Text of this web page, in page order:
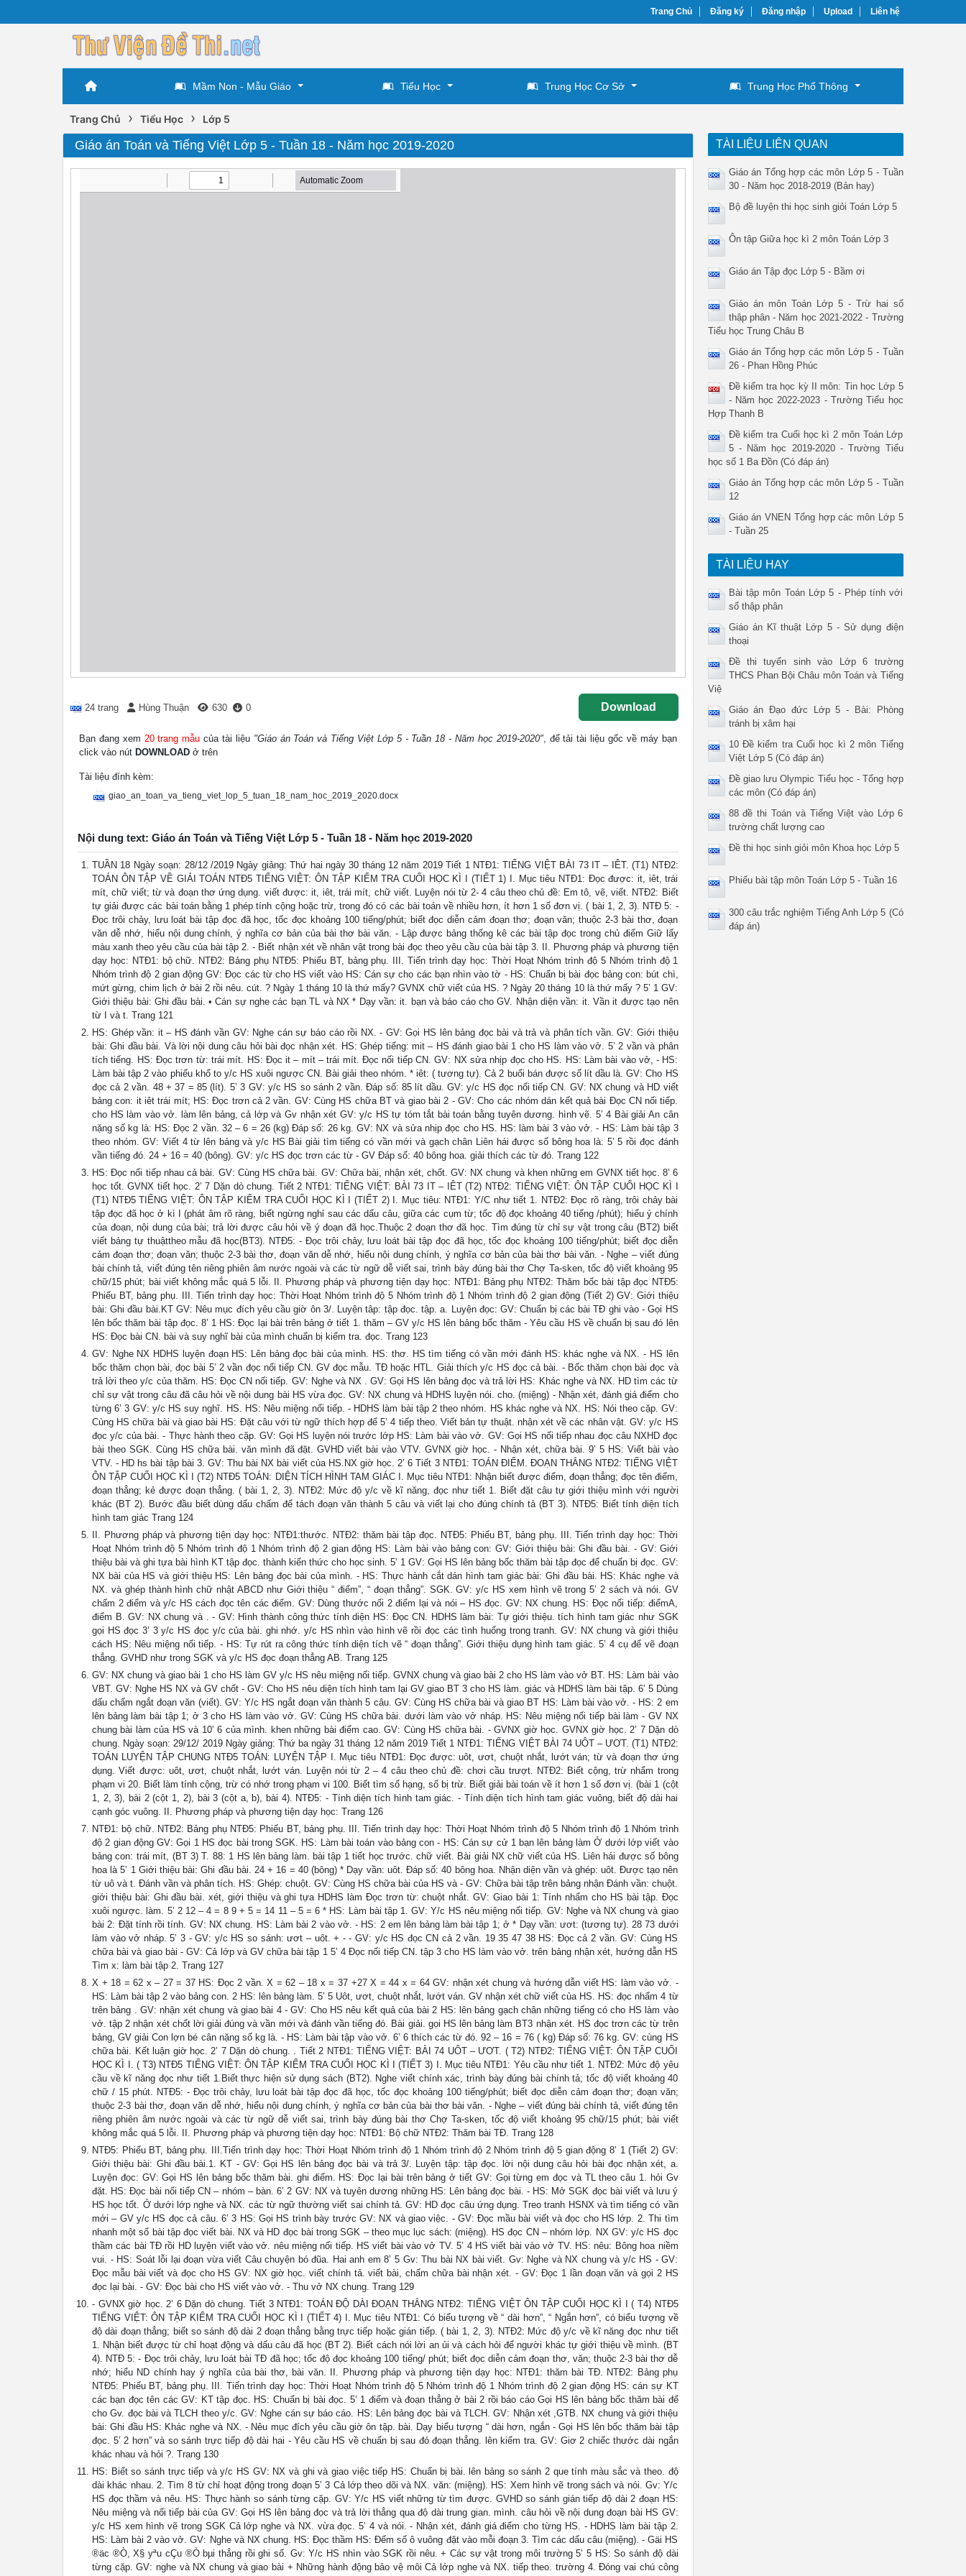
Trang Chủ Đăng ký Đăng nhập Upload Liên hệ
Mầm Non - Mẫu Giáo Tiểu Học Trung Học Cơ Sở Trung Học Phổ Thông
Trang Chủ › Tiểu Học › Lớp 5
Giáo án Toán và Tiếng Việt Lớp 5 - Tuần 18 - Năm học 2019-2020
24 trang Hùng Thuận 630 0 Download
Bạn đang xem 20 trang mẫu của tài liệu "Giáo án Toán và Tiếng Việt Lớp 5 - Tuần 18 - Năm học 2019-2020", để tải tài liệu gốc về máy bạn
click vào nút DOWNLOAD ở trên
Tài liệu đính kèm:
giao_an_toan_va_tieng_viet_lop_5_tuan_18_nam_hoc_2019_2020.docx
Nội dung text: Giáo án Toán và Tiếng Việt Lớp 5 - Tuần 18 - Năm học 2019-2020
TUẦN 18 Ngày soạn: 28/12 /2019 Ngày giảng: Thứ hai ngày 30 tháng 12 năm 2019 Tiết 1 NTĐ1: TIẾNG VIỆT BÀI 73 IT – IÊT. (T1) NTĐ2:
TOÁN ÔN TẬP VỀ GIẢI TOÁN NTĐ5 TIẾNG VIỆT: ÔN TẬP KIỂM TRA CUỐI HỌC KÌ I (TIẾT 1) I. Mục tiêu NTĐ1: Đọc được: it, iêt, trái
mít, chữ viết; từ và đoạn thơ ứng dụng. viết được: it, iêt, trái mít, chữ viết. Luyện nói từ 2- 4 câu theo chủ đề: Em tô, vẽ, viết. NTĐ2: Biết
tự giải được các bài toán bằng 1 phép tính cộng hoặc trừ, trong đó có các bài toán về nhiều hơn, ít hơn 1 số đơn vị. ( bài 1, 2, 3). NTĐ 5: -
Đọc trôi chảy, lưu loát bài tập đọc đã học, tốc đọc khoảng 100 tiếng/phút; biết đọc diễn cảm đoạn thơ; đoạn văn; thuộc 2-3 bài thơ, đoạn
văn dễ nhớ, hiểu nội dung chính, ý nghĩa cơ bản của bài thơ bài văn. - Lập được bảng thống kê các bài tập đọc trong chủ điểm Giữ lấy
màu xanh theo yêu cầu của bài tập 2. - Biết nhận xét về nhân vật trong bài đọc theo yêu cầu của bài tập 3. II. Phương pháp và phương tiện
dạy học: NTĐ1: bộ chữ. NTĐ2: Bảng phụ NTĐ5: Phiếu BT, bảng phụ. III. Tiến trình dạy học: Thời Hoạt Nhóm trình độ 5 Nhóm trình độ 1
Nhóm trình độ 2 gian động GV: Đọc các từ cho HS viết vào HS: Cán sự cho các bạn nhìn vào tờ - HS: Chuẩn bị bài đọc bảng con: bút chì,
mứt gừng, chim lịch ở bài 2 rồi nêu. cút. ? Ngày 1 tháng 10 là thứ mấy? GVNX chữ viết của HS. ? Ngày 20 tháng 10 là thứ mấy ? 5’ 1 GV:
Giới thiệu bài: Ghi đầu bài. • Cán sự nghe các bạn TL và NX * Dạy vần: it. bạn và báo cáo cho GV. Nhận diện vần: it. Vần it được tạo nên
từ I và t. Trang 121
HS: Ghép vần: it – HS đánh vần GV: Nghe cán sự báo cáo rồi NX. - GV: Gọi HS lên bảng đọc bài và trả và phân tích vần. GV: Giới thiệu
bài: Ghi đầu bài. Và lời nội dung câu hỏi bài đọc nhận xét. HS: Ghép tiếng: mit – HS đánh giao bài 1 cho HS làm vào vở. 5’ 2 vần và phân
tích tiếng. HS: Đọc trơn từ: trái mít. HS: Đọc it – mít – trái mít. Đọc nối tiếp CN. GV: NX sửa nhịp đọc cho HS. HS: Làm bài vào vở, - HS:
Làm bài tập 2 vào phiếu khổ to y/c HS xuôi ngược CN. Bài giải theo nhóm. * iêt: ( tương tự). Cả 2 buổi bán được số lít dầu là. GV: Cho HS
đọc cả 2 vần. 48 + 37 = 85 (lít). 5’ 3 GV: y/c HS so sánh 2 vần. Đáp số: 85 lít dầu. GV: y/c HS đọc nối tiếp CN. GV: NX chung và HD viết
bảng con: it iêt trái mít; HS: Đọc trơn cả 2 vần. GV: Cùng HS chữa BT và giao bài 2 - GV: Cho các nhóm dán kết quả bài Đọc CN nối tiếp.
cho HS làm vào vở. làm lên bảng, cả lớp và Gv nhận xét GV: y/c HS tự tóm tắt bài toán bằng tuyên dương. hình vẽ. 5’ 4 Bài giải An cân
nặng số kg là: HS: Đọc 2 vần. 32 – 6 = 26 (kg) Đáp số: 26 kg. GV: NX và sửa nhịp đọc cho HS. HS: làm bài 3 vào vở. - HS: Làm bài tập 3
theo nhóm. GV: Viết 4 từ lên bảng và y/c HS Bài giải tìm tiếng có vần mới và gạch chân Liên hái được số bông hoa là: 5’ 5 rồi đọc đánh
vần tiếng đó. 24 + 16 = 40 (bông). GV: y/c HS đọc trơn các từ - GV Đáp số: 40 bông hoa. giải thích các từ đó. Trang 122
HS: Đọc nối tiếp nhau cả bài. GV: Cùng HS chữa bài. GV: Chữa bài, nhận xét, chốt. GV: NX chung và khen những em GVNX tiết học. 8’ 6
học tốt. GVNX tiết học. 2’ 7 Dặn dò chung. Tiết 2 NTĐ1: TIẾNG VIỆT: BÀI 73 IT – IÊT (T2) NTĐ2: TIẾNG VIỆT: ÔN TẬP CUỐI HỌC KÌ I
(T1) NTĐ5 TIẾNG VIỆT: ÔN TẬP KIỂM TRA CUỐI HỌC KÌ I (TIẾT 2) I. Mục tiêu: NTĐ1: Y/C như tiết 1. NTĐ2: Đọc rõ ràng, trôi chảy bài
tập đọc đã học ở kì I (phát âm rõ ràng, biết ngừng nghỉ sau các dấu câu, giữa các cụm từ; tốc độ đọc khoảng 40 tiếng /phút); hiểu ý chính
của đoạn, nội dung của bài; trả lời được câu hỏi về ý đoạn đã học.Thuộc 2 đoạn thơ đã học. Tìm đúng từ chỉ sự vật trong câu (BT2) biết
viết bảng tự thuậttheo mẫu đã học(BT3). NTĐ5: - Đọc trôi chảy, lưu loát bài tập đọc đã học, tốc đọc khoảng 100 tiếng/phút; biết đọc diễn
cảm đoạn thơ; đoạn văn; thuộc 2-3 bài thơ, đoạn văn dễ nhớ, hiểu nội dung chính, ý nghĩa cơ bản của bài thơ bài văn. - Nghe – viết đúng
bài chính tả, viết đúng tên riêng phiên âm nước ngoài và các từ ngữ dễ viết sai, trình bày đúng bài thơ Chợ Ta-sken, tốc độ viết khoảng 95
chữ/15 phút; bài viết không mắc quá 5 lỗi. II. Phương pháp và phương tiện dạy học: NTĐ1: Bảng phụ NTĐ2: Thăm bốc bài tập đọc NTĐ5:
Phiếu BT, bảng phụ. III. Tiến trình dạy học: Thời Hoạt Nhóm trình độ 5 Nhóm trình độ 1 Nhóm trình độ 2 gian động (Tiết 2) GV: Giới thiệu
bài: Ghi đầu bài.KT GV: Nêu mục đích yêu cầu giờ ôn 3/. Luyện tâp: tập đọc. tập. a. Luyện đọc: GV: Chuẩn bị các bài TĐ ghi vào - Gọi HS
lên bốc thăm bài tập đọc. 8’ 1 HS: Đọc lại bài trên bảng ở tiết 1. thăm – GV y/c HS lên bảng bốc thăm - Yêu cầu HS về chuẩn bị sau đó lên
HS: Đọc bài CN. bài và suy nghĩ bài của mình chuẩn bị kiểm tra. đọc. Trang 123
GV: Nghe NX HDHS luyện đoạn HS: Lên bảng đọc bài của mình. HS: thơ. HS tìm tiếng có vần mới đánh HS: khác nghe và NX. - HS lên
bốc thăm chọn bài, đọc bài 5’ 2 vần đọc nối tiếp CN. GV đọc mẫu. TĐ hoặc HTL. Giải thích y/c HS đọc cả bài. - Bốc thăm chọn bài đọc và
trả lời theo y/c của thăm. HS: Đọc CN nối tiếp. GV: Nghe và NX . GV: Gọi HS lên bảng đọc và trả lời HS: Khác nghe và NX. HD tìm các từ
chỉ sự vật trong câu đã câu hỏi về nội dung bài HS vừa đọc. GV: NX chung và HDHS luyện nói. cho. (miệng) - Nhận xét, đánh giá điểm cho
từng 6’ 3 GV: y/c HS suy nghĩ. HS. HS: Nêu miệng nối tiếp. - HDHS làm bài tập 2 theo nhóm. HS khác nghe và NX. HS: Nói theo cặp. GV:
Cùng HS chữa bài và giao bài HS: Đặt câu với từ ngữ thích hợp để 5’ 4 tiếp theo. Viết bản tự thuật. nhận xét về các nhân vật. GV: y/c HS
đọc y/c của bài. - Thực hành theo cặp. GV: Gọi HS luyện nói trước lớp HS: Làm bài vào vở. GV: Gọi HS nối tiếp nhau đọc câu NXHD đọc
bài theo SGK. Cùng HS chữa bài. văn mình đã đặt. GVHD viết bài vào VTV. GVNX giờ học. - Nhận xét, chữa bài. 9’ 5 HS: Viết bài vào
VTV. - HD hs bài tập bài 3. GV: Thu bài NX bài viết của HS.NX giờ học. 2’ 6 Tiết 3 NTĐ1: TOÁN ĐIỂM. ĐOẠN THẲNG NTĐ2: TIẾNG VIỆT
ÔN TẬP CUỐI HỌC KÌ I (T2) NTĐ5 TOÁN: DIỆN TÍCH HÌNH TAM GIÁC I. Mục tiêu NTĐ1: Nhận biết được điểm, đoạn thẳng; đọc tên điểm,
đoạn thẳng; kẻ được đoạn thẳng. ( bài 1, 2, 3). NTĐ2: Mức độ y/c về kĩ năng, đọc như tiết 1. Biết đặt câu tự giới thiệu mình với người
khác (BT 2). Bước đầu biết dùng dấu chấm để tách đoạn văn thành 5 câu và viết lại cho đúng chính tả (BT 3). NTĐ5: Biết tính diện tích
hình tam giác Trang 124
II. Phương pháp và phương tiện dạy học: NTĐ1:thước. NTĐ2: thăm bài tập đọc. NTĐ5: Phiếu BT, bảng phụ. III. Tiến trình dạy học: Thời
Hoạt Nhóm trình độ 5 Nhóm trình độ 1 Nhóm trình độ 2 gian động HS: Làm bài vào bảng con: GV: Giới thiệu bài: Ghi đầu bài. - GV: Giới
thiệu bài và ghi tựa bài hình KT tập đọc. thành kiến thức cho học sinh. 5’ 1 GV: Gọi HS lên bảng bốc thăm bài tập đọc để chuẩn bị đọc. GV:
NX bài của HS và giới thiệu HS: Lên bảng đọc bài của mình. - HS: Thực hành cắt dán hình tam giác bài: Ghi đầu bài. HS: Khác nghe và
NX. và ghép thành hình chữ nhật ABCD như Giới thiệu “ điểm”, “ đoạn thẳng”. SGK. GV: y/c HS xem hình vẽ trong 5’ 2 sách và nói. GV
chấm 2 điểm và y/c HS cách đọc tên các điểm. GV: Dùng thước nối 2 điểm lại và nói – HS đọc. GV: NX chung. HS: Đọc nối tiếp: điểmA,
điểm B. GV: NX chung và . - GV: Hình thành công thức tính diện HS: Đọc CN. HDHS làm bài: Tự giới thiệu. tích hình tam giác như SGK
gọi HS đọc 3’ 3 y/c HS đọc y/c của bài. ghi nhớ. y/c HS nhìn vào hình vẽ rồi đọc các tình huống trong tranh. GV: NX chung và giới thiệu
cách HS: Nêu miệng nối tiếp. - HS: Tự rút ra công thức tính diện tích vẽ “ đoạn thẳng”. Giới thiệu dụng hình tam giác. 5’ 4 cụ để vẽ đoạn
thẳng. GVHD như trong SGK và y/c HS đọc đoạn thẳng AB. Trang 125
GV: NX chung và giao bài 1 cho HS làm GV y/c HS nêu miệng nối tiếp. GVNX chung và giao bài 2 cho HS làm vào vở BT. HS: Làm bài vào
VBT. GV: Nghe HS NX và GV chốt - GV: Cho HS nêu diện tích hình tam lại GV giao BT 3 cho HS làm. giác và HDHS làm bài tập. 6’ 5 Dùng
dấu chấm ngắt đoạn văn (viết). GV: Y/c HS ngắt đoạn văn thành 5 câu. GV: Cùng HS chữa bài và giao BT HS: Làm bài vào vở. - HS: 2 em
lên bảng làm bài tập 1; ở 3 cho HS làm vào vở. GV: Cùng HS chữa bài. dưới làm vào vở nháp. HS: Nêu miệng nối tiếp bài làm - GV NX
chung bài làm của HS và 10’ 6 của mình. khen những bài điểm cao. GV: Cùng HS chữa bài. - GVNX giờ học. GVNX giờ học. 2’ 7 Dặn dò
chung. Ngày soạn: 29/12/ 2019 Ngày giảng: Thứ ba ngày 31 tháng 12 năm 2019 Tiết 1 NTĐ1: TIẾNG VIỆT BÀI 74 UÔT – ƯƠT. (T1) NTĐ2:
TOÁN LUYỆN TẬP CHUNG NTĐ5 TOÁN: LUYỆN TẬP I. Mục tiêu NTĐ1: Đọc được: uôt, ươt, chuột nhắt, lướt ván; từ và đoạn thơ ứng
dụng. Viết được: uôt, ươt, chuột nhắt, lướt ván. Luyện nói từ 2 – 4 câu theo chủ đề: chơi cầu trượt. NTĐ2: Biết cộng, trừ nhẩm trong
phạm vi 20. Biết làm tính cộng, trừ có nhớ trong phạm vi 100. Biết tìm số hạng, số bị trừ. Biết giải bài toán về ít hơn 1 số đơn vị. (bài 1 (cột
1, 2, 3), bài 2 (cột 1, 2), bài 3 (cột a, b), bài 4). NTĐ5: - Tính diện tích hình tam giác. - Tính diện tích hình tam giác vuông, biết độ dài hai
cạnh góc vuông. II. Phương pháp và phương tiện dạy học: Trang 126
NTĐ1: bộ chữ. NTĐ2: Bảng phụ NTĐ5: Phiếu BT, bảng phụ. III. Tiến trình dạy học: Thời Hoạt Nhóm trình độ 5 Nhóm trình độ 1 Nhóm trình
độ 2 gian động GV: Gọi 1 HS đọc bài trong SGK. HS: Làm bài toán vào bảng con - HS: Cán sự cử 1 bạn lên bảng làm Ở dưới lớp viết vào
bảng con: trái mít, (BT 3) T. 88: 1 HS lên bảng làm. bài tập 1 tiết học trước. chữ viết. Bài giải NX chữ viết của HS. Liên hái được số bông
hoa là 5’ 1 Giới thiệu bài: Ghi đầu bài. 24 + 16 = 40 (bông) * Dạy vần: uôt. Đáp số: 40 bông hoa. Nhận diện vần và ghép: uôt. Được tạo nên
từ uô và t. Đánh vần và phân tích. HS: Ghép: chuột. GV: Cùng HS chữa bài của HS và - GV: Chữa bài tập trên bảng nhận Đánh vần: chuột.
giới thiệu bài: Ghi đầu bài. xét, giới thiệu và ghi tựa HDHS làm Đọc trơn từ: chuột nhắt. GV: Giao bài 1: Tính nhẩm cho HS bài tập. Đọc
xuôi ngược. làm. 5’ 2 12 – 4 = 8 9 + 5 = 14 11 – 5 = 6 * HS: Làm bài tập 1. GV: Y/c HS nêu miệng nối tiếp. GV: Nghe và NX chung và giao
bài 2: Đặt tính rồi tính. GV: NX chung. HS: Làm bài 2 vào vở. - HS: 2 em lên bảng làm bài tập 1; ở * Dạy vần: ươt: (tương tự). 28 73 dưới
làm vào vở nháp. 5’ 3 - GV: y/c HS so sánh: ươt – uôt. + - - GV: y/c HS đọc CN cả 2 vần. 19 35 47 38 HS: Đọc cả 2 vần. GV: Cùng HS
chữa bài và giao bài - GV: Cả lớp và GV chữa bài tập 1 5’ 4 Đọc nối tiếp CN. tập 3 cho HS làm vào vở. trên bảng nhận xét, hướng dẫn HS
Tìm x: làm bài tập 2. Trang 127
X + 18 = 62 x – 27 = 37 HS: Đọc 2 vần. X = 62 – 18 x = 37 +27 X = 44 x = 64 GV: nhận xét chung và hướng dẫn viết HS: làm vào vở. -
HS: Làm bài tập 2 vào bảng con. 2 HS: lên bảng làm. 5’ 5 Uôt, ươt, chuột nhắt, lướt ván. GV nhận xét chữ viết của HS. HS: đọc nhẩm 4 từ
trên bảng . GV: nhận xét chung và giao bài 4 - GV: Cho HS nêu kết quả của bài 2 HS: lên bảng gạch chân những tiếng có cho HS làm vào
vở. tập 2 nhận xét chốt lời giải đúng và vần mới và đánh vần tiếng đó. Bài giải. gọi HS lên bảng làm BT3 nhận xét. HS đọc trơn các từ trên
bảng, GV giải Con lợn bé cân nặng số kg là. - HS: Làm bài tập vào vở. 6’ 6 thích các từ đó. 92 – 16 = 76 ( kg) Đáp số: 76 kg. GV: cùng HS
chữa bài. Kết luận giờ học. 2’ 7 Dặn dò chung. . Tiết 2 NTĐ1: TIẾNG VIỆT: BÀI 74 UÔT – ƯƠT. ( T2) NTĐ2: TIẾNG VIỆT: ÔN TẬP CUỐI
HỌC KÌ I. ( T3) NTĐ5 TIẾNG VIỆT: ÔN TẬP KIỂM TRA CUỐI HỌC KÌ I (TIẾT 3) I. Mục tiêu NTĐ1: Yêu cầu như tiết 1. NTĐ2: Mức độ yêu
cầu về kĩ năng đọc như tiết 1.Biết thực hiện sử dụng sách (BT2). Nghe viết chính xác, trình bày đúng bài chính tả; tốc độ viết khoảng 40
chữ / 15 phút. NTĐ5: - Đọc trôi chảy, lưu loát bài tập đọc đã học, tốc đọc khoảng 100 tiếng/phút; biết đọc diễn cảm đoạn thơ; đoạn văn;
thuộc 2-3 bài thơ, đoạn văn dễ nhớ, hiểu nội dung chính, ý nghĩa cơ bản của bài thơ bài văn. - Nghe – viết đúng bài chính tả, viết đúng tên
riêng phiên âm nước ngoài và các từ ngữ dễ viết sai, trình bày đúng bài thơ Chợ Ta-sken, tốc độ viết khoảng 95 chữ/15 phút; bài viết
không mắc quá 5 lỗi. II. Phương pháp và phương tiện dạy học: NTĐ1: Bộ chữ NTĐ2: Thăm bài TĐ. Trang 128
NTĐ5: Phiếu BT, bảng phụ. III.Tiến trình dạy học: Thời Hoạt Nhóm trình độ 1 Nhóm trình độ 2 Nhóm trình độ 5 gian động 8’ 1 (Tiết 2) GV:
Giới thiệu bài: Ghi đầu bài.1. KT - GV: Gọi HS lên bảng đọc bài và trả 3/. Luyện tập: tập đọc. lời nội dung câu hỏi bài đọc nhận xét, a.
Luyện đọc: GV: Gọi HS lên bảng bốc thăm bài. ghi điểm. HS: Đọc lại bài trên bảng ở tiết GV: Gọi từng em đọc và TL theo câu 1. hỏi Gv
đặt. HS: Đọc bài nối tiếp CN – nhóm – bàn. 6’ 2 GV: NX và tuyên dương những HS: Lên bảng đọc bài. - HS: Mở SGK đọc bài viết và lưu ý
HS học tốt. Ở dưới lớp nghe và NX. các từ ngữ thường viết sai chính tả. GV: HD đọc câu ứng dụng. Treo tranh HSNX và tìm tiếng có vần
mới – GV y/c HS đọc cả câu. 6’ 3 HS: Gọi HS trình bày trước GV: NX và giao việc. - GV: Đọc mầu bài viết và đọc cho HS lớp. 2. Thi tìm
nhanh một số bài tập đọc viết bài. NX và HD đọc bài trong SGK – theo mục lục sách: (miệng). HS đọc CN – nhóm lớp. NX GV: y/c HS đọc
thầm các bài TĐ rồi HD luyện viết vào vở. nêu miệng nối tiếp. HS viết bài vào vở TV. 5’ 4 HS viết bài vào vở TV. HS: nêu: Bông hoa niềm
vui. - HS: Soát lỗi lại đoạn vừa viết Câu chuyện bó đũa. Hai anh em 8’ 5 Gv: Thu bài NX bài viết. Gv: Nghe và NX chung và y/c HS - GV:
Đọc mẫu bài viết và đọc cho HS GV: NX giờ học. viết chính tả. viết bài, chấm chữa bài nhận xét. - GV: Đọc 1 lần đoạn văn và gọi 2 HS
đọc lại bài. - GV: Đọc bài cho HS viết vào vở. - Thu vở NX chung. Trang 129
- GVNX giờ học. 2’ 6 Dặn dò chung. Tiết 3 NTĐ1: TOÁN ĐỘ DÀI ĐOẠN THẲNG NTĐ2: TIẾNG VIỆT ÔN TẬP CUỐI HỌC KÌ I ( T4) NTĐ5
TIẾNG VIỆT: ÔN TẬP KIỂM TRA CUỐI HỌC KÌ I (TIẾT 4) I. Mục tiêu NTĐ1: Có biểu tượng về “ dài hơn”, “ Ngắn hơn”, có biểu tượng về
độ dài đoạn thẳng; biết so sánh độ dài 2 đoạn thẳng bằng trực tiếp hoặc gián tiếp. ( bài 1, 2, 3). NTĐ2: Mức độ y/c về kĩ năng đọc như tiết
1. Nhận biết được từ chỉ hoạt động và dấu câu đã học (BT 2). Biết cách nói lời an ủi và cách hỏi để người khác tự giới thiệu về mình. (BT
4). NTĐ 5: - Đọc trôi chảy, lưu loát bài TĐ đã học; tốc độ đọc khoảng 100 tiếng/ phút; biết đọc diễn cảm đoạn thơ, văn; thuộc 2-3 bài thơ dễ
nhớ; hiểu ND chính hay ý nghĩa của bài thơ, bài văn. II. Phương pháp và phương tiện dạy học: NTĐ1: thăm bài TĐ. NTĐ2: Bảng phụ
NTĐ5: Phiếu BT, bảng phụ. III. Tiến trình dạy học: Thời Hoạt Nhóm trình độ 5 Nhóm trình độ 1 Nhóm trình độ 2 gian động HS: cán sự KT
các bạn đọc tên các GV: KT tập đọc. HS: Chuẩn bị bài đọc. 5’ 1 điểm và đoạn thẳng ở bài 2 rồi báo cáo Gọi HS lên bảng bốc thăm bài để
cho Gv. đọc bài và TLCH theo y/c. GV: Nghe cán sự báo cáo. HS: Lên bảng đọc bài và TLCH. GV: Nhận xét ,GTB. NX chung và giới thiệu
bài: Ghi đầu HS: Khác nghe và NX. - Nêu mục đích yêu cầu giờ ôn tập. bài. Dạy biểu tượng “ dài hơn, ngắn - Gọi HS lên bốc thăm bài tập
đọc. 5’ 2 hơn” và so sánh trực tiếp độ dài hai - Yêu cầu HS về chuẩn bị sau đó đoạn thẳng. lên kiểm tra. GV: Giơ 2 chiếc thước dài ngắn
khác nhau và hỏi ?. Trang 130
HS: Biết so sánh trực tiếp và y/c HS GV: NX và ghi và giao việc tiếp HS: Chuẩn bị bài. lên bảng so sánh 2 que tính màu sắc và theo. độ
dài khác nhau. 2. Tìm 8 từ chỉ hoạt động trong đoạn 5’ 3 Cả lớp theo dõi và NX. văn: (miệng). HS: Xem hình vẽ trong sách và nói. Gv: Y/c
HS đọc thầm và nêu. HS: Thực hành so sánh từng cặp. GV: Y/c HS viết những từ tìm được. GVHD so sánh gián tiếp độ dài 2 đoạn HS:
Nêu miệng và nối tiếp bài của GV: Gọi HS lên bảng đọc và trả lời thẳng qua độ dài trung gian. mình. câu hỏi về nội dung đoạn bài HS GV:
y/c HS xem hình vẽ trong SGK Cả lớp nghe và NX. vừa đọc. 5’ 4 và nói. - Nhận xét, đánh giá điểm cho từng HS. - HDHS làm bài tập 2.
HS: Làm bài 2 vào vở. GV: Nghe và NX chung. HS: Đọc thầm HS: Đếm số ô vuông đặt vào mỗi đoạn 3. Tìm các dấu câu (miệng). - Gäi HS
®äc ®Ò, X§ yªu cÇu ®Ò bµi thẳng rồi ghi số. Gv: Y/c HS nhìn vào SGK rồi nêu. + Các sự vật trong môi trường 5’ 5 HS: So sánh độ dài
từng cặp. GV: nghe và NX chung và giao bài + Những hành động bảo vệ môi Cả lớp nghe và NX. tiếp theo. trường 4. Đóng vai chú công
TÀI LIỆU LIÊN QUAN
Giáo án Tổng hợp các môn Lớp 5 - Tuần
30 - Năm học 2018-2019 (Bản hay)
Bộ đề luyện thi học sinh giỏi Toán Lớp 5
Ôn tập Giữa học kì 2 môn Toán Lớp 3
Giáo án Tập đọc Lớp 5 - Bầm ơi
Giáo án môn Toán Lớp 5 - Trừ hai số
thập phân - Năm học 2021-2022 - Trường
Tiểu học Trung Châu B
Giáo án Tổng hợp các môn Lớp 5 - Tuần
26 - Phan Hồng Phúc
Đề kiểm tra học kỳ II môn: Tin học Lớp 5
- Năm học 2022-2023 - Trường Tiểu học
Hợp Thanh B
Đề kiểm tra Cuối học kì 2 môn Toán Lớp
5 - Năm học 2019-2020 - Trường Tiểu
học số 1 Ba Đồn (Có đáp án)
Giáo án Tổng hợp các môn Lớp 5 - Tuần
12
Giáo án VNEN Tổng hợp các môn Lớp 5
- Tuần 25
TÀI LIỆU HAY
Bài tập môn Toán Lớp 5 - Phép tính với
số thập phân
Giáo án Kĩ thuật Lớp 5 - Sử dụng điện
thoại
Đề thi tuyển sinh vào Lớp 6 trường
THCS Phan Bội Châu môn Toán và Tiếng
Việ
Giáo án Đạo đức Lớp 5 - Bài: Phòng
tránh bị xâm hại
10 Đề kiểm tra Cuối học kì 2 môn Tiếng
Việt Lớp 5 (Có đáp án)
Đề giao lưu Olympic Tiểu học - Tổng hợp
các môn (Có đáp án)
88 đề thi Toán và Tiếng Việt vào Lớp 6
trường chất lượng cao
Đề thi học sinh giỏi môn Khoa học Lớp 5
Phiếu bài tập môn Toán Lớp 5 - Tuần 16
300 câu trắc nghiệm Tiếng Anh Lớp 5 (Có
đáp án)